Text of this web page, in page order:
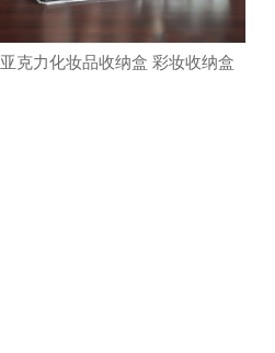
亚克力化妆品收纳盒 彩妆收纳盒